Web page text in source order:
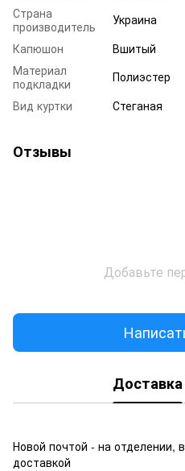
Страна
производитель
Украина
Капюшон
Вшитый
Материал
подкладки
Полиэстер
Вид куртки
Стеганая
Отзывы
Добавьте
Доставка
Новой почтой - на отделении,
доставкой